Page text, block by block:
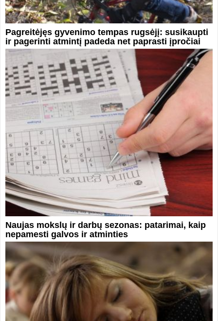
Pagreitėjęs gyvenimo tempas rugsėjį: susikaupti
ir pagerinti atmintį padeda net paprasti įpročiai
Naujas mokslų ir darbų sezonas: patarimai, kaip
nepamesti galvos ir atminties